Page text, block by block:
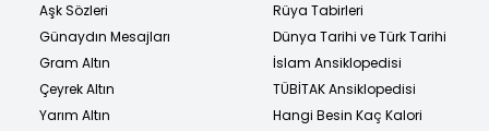
Aşk Sözleri
Günaydın Mesajları
Gram Altın
Çeyrek Altın
Yarım Altın
Rüya Tabirleri
Dünya Tarihi ve Türk Tarihi
İslam Ansiklopedisi
TÜBİTAK Ansiklopedisi
Hangi Besin Kaç Kalori